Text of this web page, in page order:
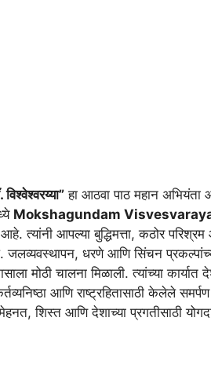
हा आठवा पाठ महान अभियंता
Mokshagundam
त्यांनी आपल्या बुद्धिमत्ता, कठोर
जलव्यवस्थापन, धरणे आणि सिंचन
मोठी चालना मिळाली. त्यांच्या कार्यात
आणि राष्ट्रहितासाठी केलेले समर्पण
शिस्त आणि देशाच्या प्रगतीसाठी